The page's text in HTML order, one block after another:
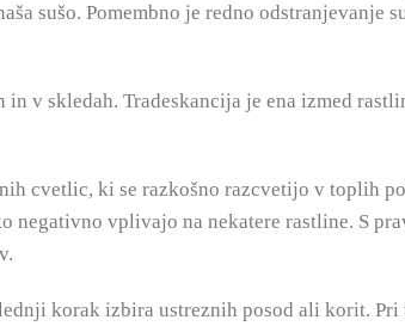
sušo. Pomembno je redno odstranjevanje
v skledah. Tradeskancija je ena izmed
cvetlic, ki se razkošno razcvetijo v toplih
negativno vplivajo na nekatere rastline. S
korak izbira ustreznih posod ali korit.